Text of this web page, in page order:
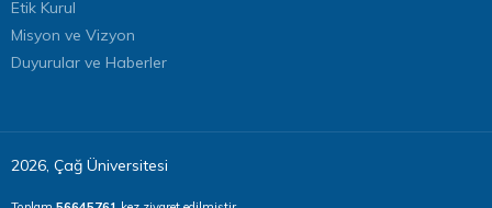
Etik Kurul
Misyon ve Vizyon
Duyurular ve Haberler
2026, Çağ Üniversitesi